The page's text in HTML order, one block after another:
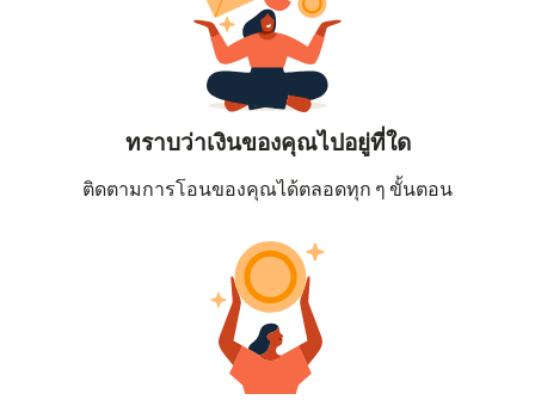
ทราบว่าเงินของคุณไปอยู่ที่ใด
ติดตามการโอนของคุณได้ตลอดทุก ๆ ขั้นตอน